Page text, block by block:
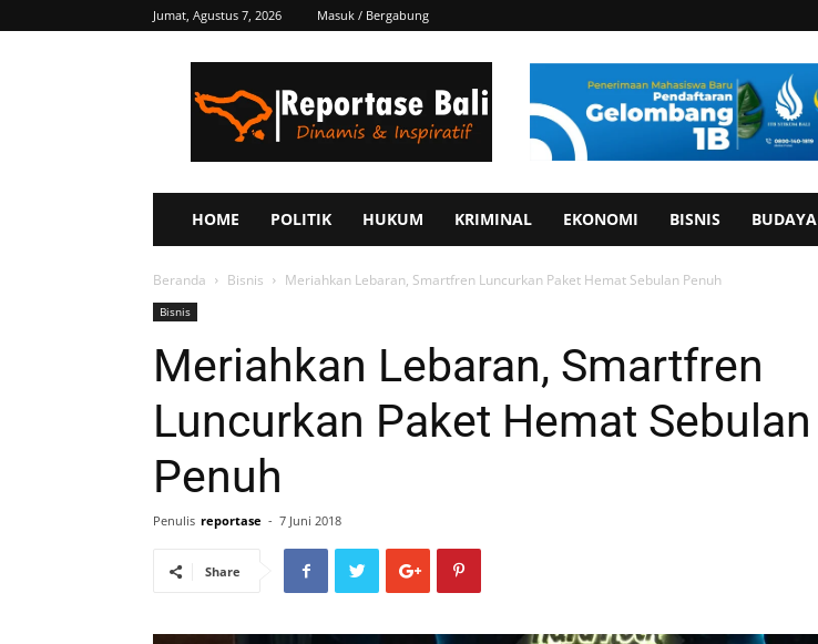
Jumat, Agustus 7, 2026 Masuk / Bergabung
Bali
HOME POLITIK HUKUM KRIMINAL EKONOMI BISNIS BUDAYA
Beranda Bisnis Meriahkan Lebaran, Smartfren Luncurkan Paket Hemat Sebulan Penuh
Bisnis
Meriahkan Lebaran, Smartfren
Luncurkan Paket Hemat Sebulan
Penuh
Penulis reportase - 7 Juni 2018
Share